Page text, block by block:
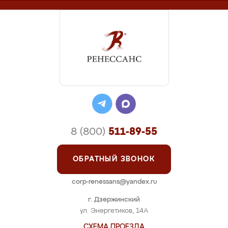
г. Дзержинский
ул. Энергетиков, 14А
8 (800) 511-89-55
ОБРАТНЫЙ ЗВОНОК
corp-renessans@yandex.ru